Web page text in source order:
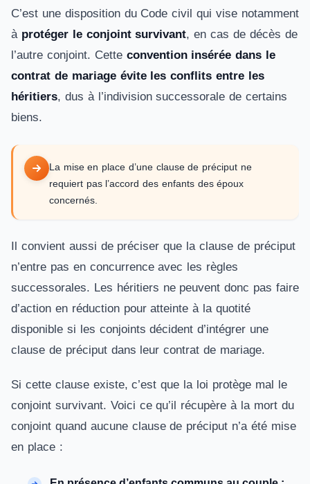
C’est une disposition du Code civil qui vise notamment
à protéger le conjoint survivant, en cas de décès de
l’autre conjoint. Cette convention insérée dans le
contrat de mariage évite les conflits entre les
héritiers, dus à l’indivision successorale de certains
biens.
La mise en place d’une clause de préciput ne
requiert pas l’accord des enfants des époux
concernés.
Il convient aussi de préciser que la clause de préciput
n’entre pas en concurrence avec les règles
successorales. Les héritiers ne peuvent donc pas faire
d’action en réduction pour atteinte à la quotité
disponible si les conjoints décident d’intégrer une
clause de préciput dans leur contrat de mariage.
Si cette clause existe, c’est que la loi protège mal le
conjoint survivant. Voici ce qu’il récupère à la mort du
conjoint quand aucune clause de préciput n’a été mise
en place :